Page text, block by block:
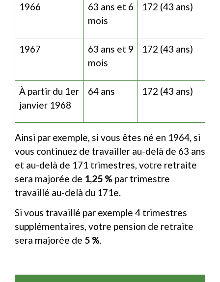
1966
63 ans et 6
mois
172 (43 ans)
1967
63 ans et 9
mois
172 (43 ans)
À partir du 1er
janvier 1968
64 ans 172 (43 ans)
Ainsi par exemple, si vous êtes né en 1964, si
vous continuez de travailler au-delà de 63 ans
et au-delà de 171 trimestres, votre retraite
sera majorée de 1,25 % par trimestre
travaillé au-delà du 171e.
Si vous travaillé par exemple 4 trimestres
supplémentaires, votre pension de retraite
sera majorée de 5 %.